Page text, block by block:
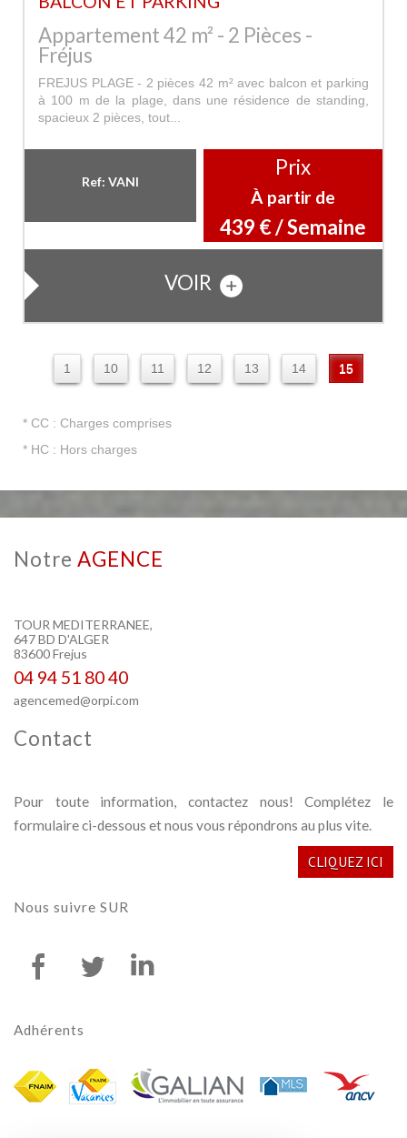
Appartement 42 m² - 2 Pièces -
Fréjus
FREJUS PLAGE - 2 pièces 42 m² avec balcon et parking
à 100 m de la plage, dans une résidence de standing,
spacieux 2 pièces, tout...
Ref: VANI
Prix
À partir de
439 € / Semaine
VOIR
1 10 11 12 13 14 15
* CC : Charges comprises
* HC : Hors charges
Notre AGENCE
TOUR MEDITERRANEE,
647 BD D'ALGER
83600 Frejus
04 94 51 80 40
agencemed@orpi.com
Contact
Pour toute information, contactez nous! Complétez le
formulaire ci-dessous et nous vous répondrons au plus vite.
CLIQUEZ ICI
Nous suivre SUR
Adhérents